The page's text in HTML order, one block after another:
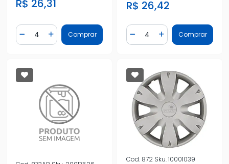
R$ 26,31
Diminuir Quantidade
Quantidade
Adicionar Quantidade
Comprar
R$ 26,42
Diminuir Quantidade
Quantidade
AdicionarComprar
Cod. 872 Sku.10001039